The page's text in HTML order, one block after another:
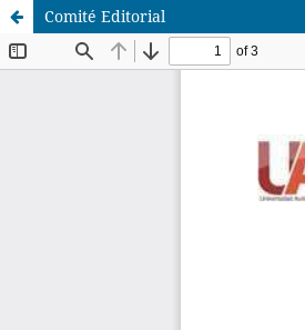
Comité Editorial